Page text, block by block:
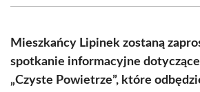
(Twitter)
Mieszkańcy Lipinek zostaną
spotkanie informacyjne
„Czyste Powietrze”, które